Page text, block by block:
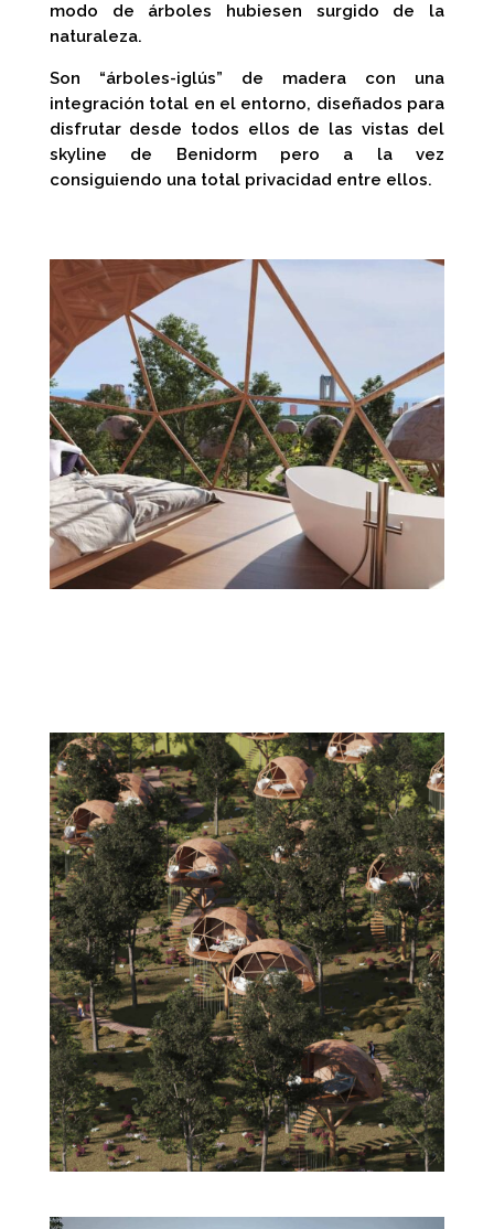
modo de árboles hubiesen surgido de la
naturaleza.
Son “árboles-iglús” de madera con una
integración total en el entorno, diseñados para
disfrutar desde todos ellos de las vistas del
skyline de Benidorm pero a la vez
consiguiendo una total privacidad entre ellos.